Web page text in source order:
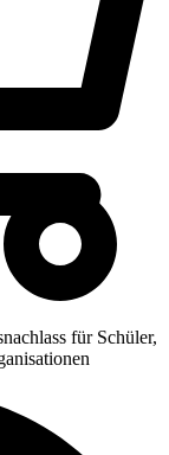
für Schüler,